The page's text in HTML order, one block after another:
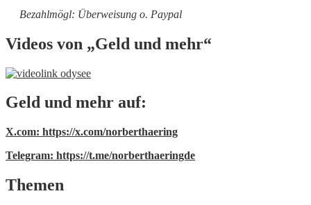
Bezahlmögl: Überweisung o. Paypal
Videos von „Geld und mehr“
Geld und mehr auf:
X.com: https://x.com/norberthaering
Telegram: https://t.me/norberthaeringde
Themen